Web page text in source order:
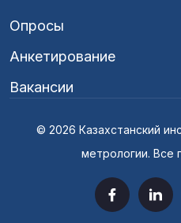
Опросы
Анкетирование
Вакансии
© 2026 Казахстанский
метрологии. Все